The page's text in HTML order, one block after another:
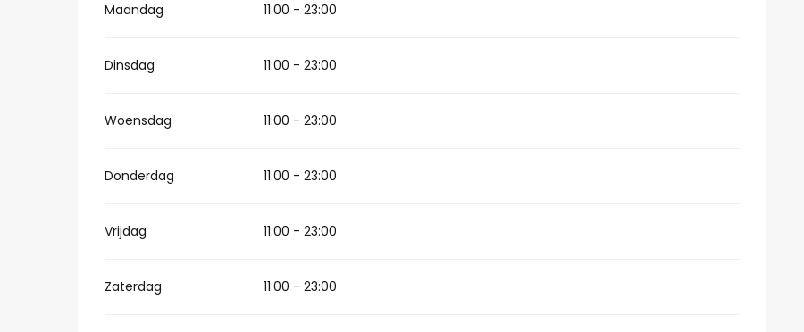
Maandag 11:00 - 23:00
Dinsdag 11:00 - 23:00
Woensdag 11:00 - 23:00
Donderdag 11:00 - 23:00
Vrijdag 11:00 - 23:00
Zaterdag 11:00 - 23:00